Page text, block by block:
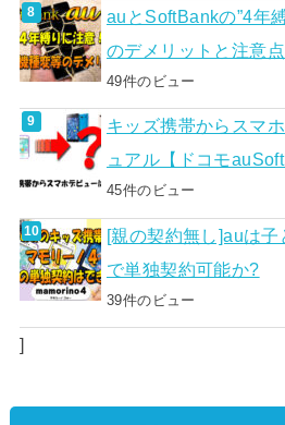
auとSoftBankの”4年
のデメリットと注意点
49件のビュー
キッズ携帯からスマ
ュアル【ドコモ
45件のビュー
[親の契約無し]auは
で単独契約可能か?
39件のビュー
]